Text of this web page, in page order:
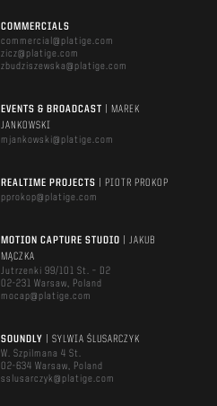
COMMERCIALS
commercial@platige.com
zicz@platige.com
zbudziszewska@platige.com
EVENTS & BROADCAST
| MAREK
JANKOWSKI
mjankowski@platige.com
REALTIME PROJECTS
| PIOTR PROKOP
pprokop@platige.com
MOTION CAPTURE STUDIO
| JAKUB
MĄCZKA
Jutrzenki 99/101 St. – D2
02-231 Warsaw, Poland
mocap@platige.com
SOUNDLY
| SYLWIA ŚLUSARCZYK
W. Szpilmana 4 St.
02-634 Warsaw, Poland
sslusarczyk@platige.com